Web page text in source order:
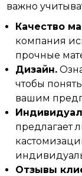
важно
Качество
компания
прочные
Дизайн.
чтобы
вашим
предлагает
Отзывы